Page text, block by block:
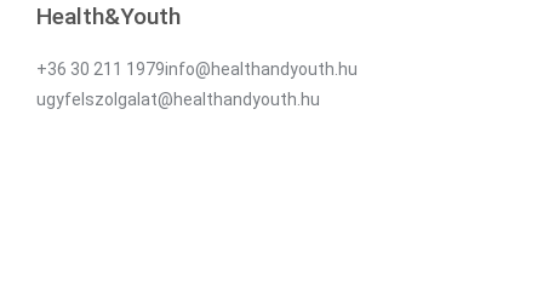
Health&Youth
+36 30 211 1979info@healthandyouth.hu
ugyfelszolgalat@healthandyouth.hu